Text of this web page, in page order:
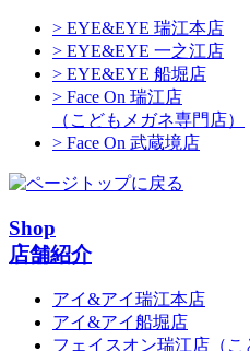
> EYE&EYE 瑞江本店
> EYE&EYE 一之江店
> EYE&EYE 船堀店
> Face On 瑞江店
（こどもメガネ専門店）
> Face On 武蔵境店
Shop
店舗紹介
アイ&アイ瑞江本店
アイ&アイ船堀店
フェイスオン瑞江店 （